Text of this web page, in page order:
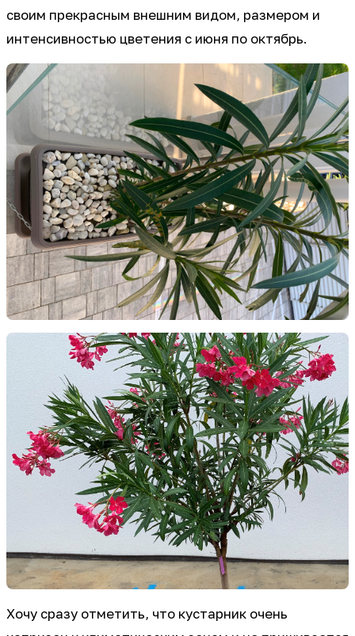
своим прекрасным внешним видом, размером и
интенсивностью цветения с июня по октябрь.
Хочу сразу отметить, что кустарник очень